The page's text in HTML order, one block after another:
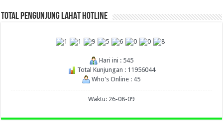
TOTAL PENGUNJUNG LAHAT HOTLINE
Hari ini : 545
Total Kunjungan : 11956044
Who's Online : 45
Waktu: 26-08-09